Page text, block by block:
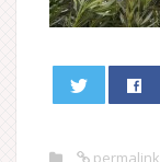
permalink